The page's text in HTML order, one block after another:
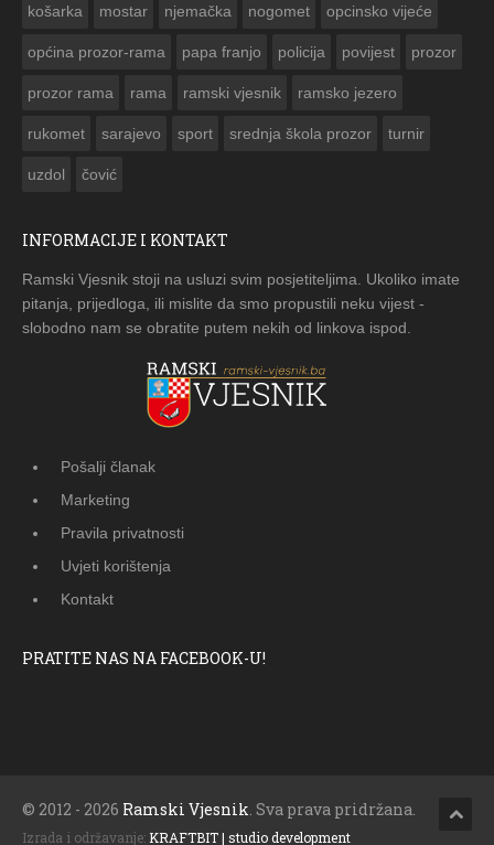
košarka mostar njemačka nogomet opcinsko vijeće
općina prozor-rama papa franjo policija povijest prozor
prozor rama rama ramski vjesnik ramsko jezero
rukomet sarajevo sport srednja škola prozor turnir
uzdol čović
INFORMACIJE I KONTAKT
Ramski Vjesnik stoji na usluzi svim posjetiteljima. Ukoliko imate
pitanja, prijedloga, ili mislite da smo propustili neku vijest -
slobodno nam se obratite putem nekih od linkova ispod.
Pošalji članak
Marketing
Pravila privatnosti
Uvjeti korištenja
Kontakt
PRATITE NAS NA FACEBOOK-U!
© 2012 - 2026 Ramski Vjesnik . Sva prava pridržana.
Izrada i održavanje: KRAFTBIT | studio development